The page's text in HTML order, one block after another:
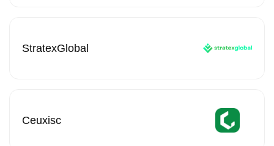
StratexGlobal
Ceuxisc